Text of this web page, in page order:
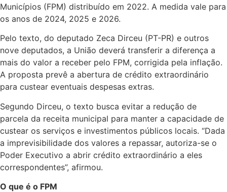
Municípios (FPM) distribuído em 2022. A medida vale para
os anos de 2024, 2025 e 2026.
Pelo texto, do deputado Zeca Dirceu (PT-PR) e outros
nove deputados, a União deverá transferir a diferença a
mais do valor a receber pelo FPM, corrigida pela inflação.
A proposta prevê a abertura de crédito extraordinário
para custear eventuais despesas extras.
Segundo Dirceu, o texto busca evitar a redução de
parcela da receita municipal para manter a capacidade de
custear os serviços e investimentos públicos locais. “Dada
a imprevisibilidade dos valores a repassar, autoriza-se o
Poder Executivo a abrir crédito extraordinário a eles
correspondentes”, afirmou.
O que é o FPM